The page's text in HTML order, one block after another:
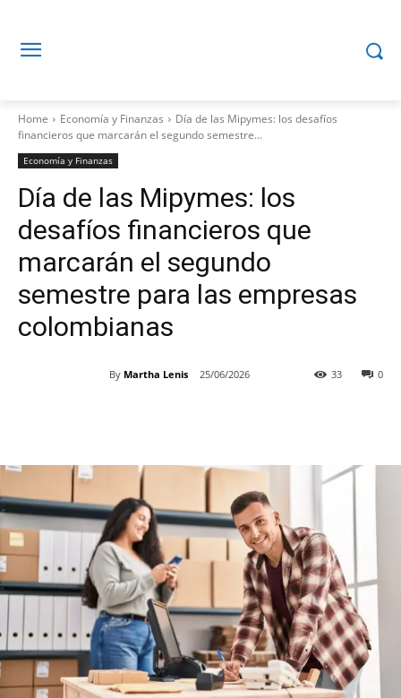
Home Economía y Finanzas
Día de las Mipymes: los desafíos
financieros que marcarán el segundo semestre...
Economía y Finanzas
Día de las Mipymes: los
desafíos financieros que
marcarán el segundo
semestre para las empresas
colombianas
By Martha Lenis 25/06/2026 0
33